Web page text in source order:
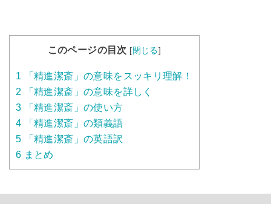
このページの目次 [閉じる]
1 「精進潔斎」の意味をスッキリ理解！
2 「精進潔斎」の意味を詳しく
3 「精進潔斎」の使い方
4 「精進潔斎」の類義語
5 「精進潔斎」の英語訳
6 まとめ